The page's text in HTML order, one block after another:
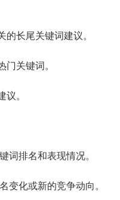
的长尾关键词建议。
门关键词。
议。
词排名和表现情况。
变化或新的竞争动向。